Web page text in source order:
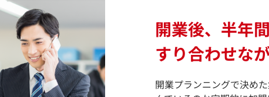
開業後、半年
すり合わせな
開業プランニングで決め